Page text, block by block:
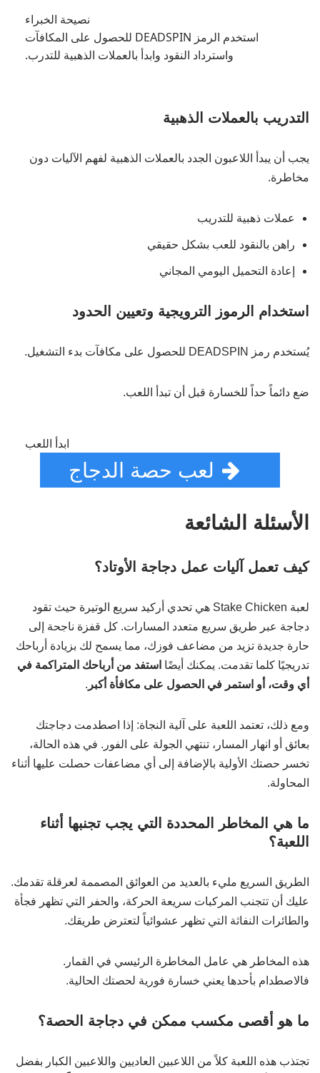
نصيحة الخبراء
استخدم الرمز DEADSPIN للحصول على المكافآت
واسترداد النقود وابدأ بالعملات الذهبية للتدرب.
التدريب بالعملات الذهبية
يجب أن يبدأ اللاعبون الجدد بالعملات الذهبية لفهم الآليات دون
مخاطرة.
عملات ذهبية للتدريب
راهن بالنقود للعب بشكل حقيقي
إعادة التحميل اليومي المجاني
استخدام الرموز الترويجية وتعيين الحدود
يُستخدم رمز DEADSPIN للحصول على مكافآت بدء التشغيل.
ضع دائماً حداً للخسارة قبل أن تبدأ اللعب.
ابدأ اللعب
لعب حصة الدجاج
الأسئلة الشائعة
كيف تعمل آليات عمل دجاجة الأوتاد؟
لعبة Stake Chicken هي تحدي أركيد سريع الوتيرة حيث تقود
دجاجة عبر طريق سريع متعدد المسارات. كل قفزة ناجحة إلى
حارة جديدة تزيد من مضاعف فوزك، مما يسمح لك بزيادة أرباحك
تدريجيًا كلما تقدمت. يمكنك أيضًا استفد من أرباحك المتراكمة في
أي وقت، أو استمر في الحصول على مكافأة أكبر .
ومع ذلك، تعتمد اللعبة على آلية النجاة: إذا اصطدمت دجاجتك
بعائق أو انهار المسار، تنتهي الجولة على الفور. في هذه الحالة،
تخسر حصتك الأولية بالإضافة إلى أي مضاعفات حصلت عليها أثناء
المحاولة.
ما هي المخاطر المحددة التي يجب تجنبها أثناء
اللعبة؟
الطريق السريع مليء بالعديد من العوائق المصممة لعرقلة تقدمك.
عليك أن تتجنب المركبات سريعة الحركة، والحفر التي تظهر فجأة
والطائرات النفاثة التي تظهر عشوائياً لتعترض طريقك.
هذه المخاطر هي عامل المخاطرة الرئيسي في القمار.
فالاصطدام بأحدها يعني خسارة فورية لحصتك الحالية.
ما هو أقصى مكسب ممكن في دجاجة الحصة؟
تجتذب هذه اللعبة كلاً من اللاعبين العاديين واللاعبين الكبار بفضل